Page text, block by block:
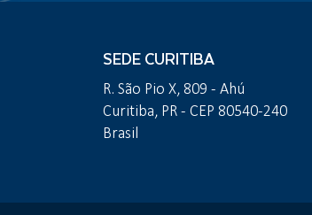
SEDE CURITIBA
R. São Pio X, 809 - Ahú
Curitiba, PR - CEP 80540-240
Brasil